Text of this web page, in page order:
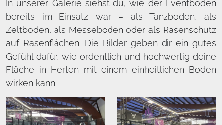
In unserer Galerie siehst du, wie der Eventboden
bereits im Einsatz war – als Tanzboden, als
Zeltboden, als Messeboden oder als Rasenschutz
auf Rasenflächen. Die Bilder geben dir ein gutes
Gefühl dafür, wie ordentlich und hochwertig deine
Fläche in Herten mit einem einheitlichen Boden
wirken kann.